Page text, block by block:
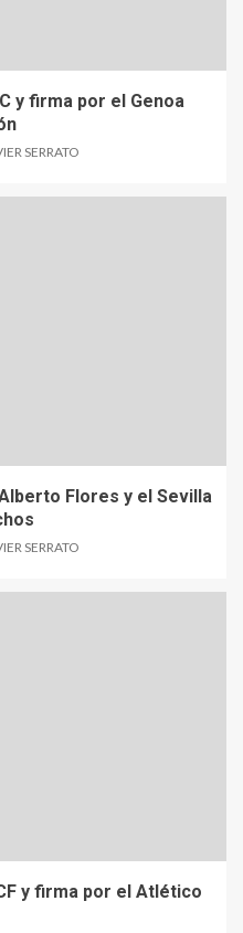
y firma por el Genoa
SERRATO
Flores y el Sevilla
SERRATO
y firma por el Atlético